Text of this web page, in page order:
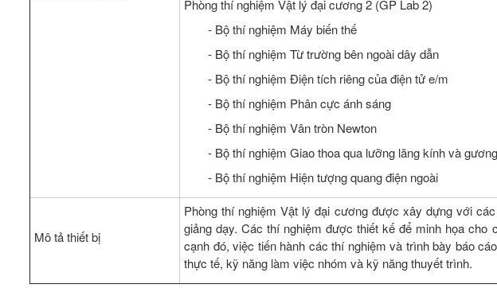
Phòng thí nghiệm Vật lý đại cương 2 (GP Lab 2)
- Bộ thí nghiệm Máy biến thế
- Bộ thí nghiệm Từ trường bên ngoài dây dẫn
- Bộ thí nghiệm Điện tích riêng của điện tử e/m
- Bộ thí nghiệm Phân cực ánh sáng
- Bộ thí nghiệm Vân tròn Newton
- Bộ thí nghiệm Giao thoa qua lưỡng lăng kính và
- Bộ thí nghiệm Hiện tượng quang điện ngoài
Mô tả thiết bị
Phòng thí nghiệm Vật lý đại cương được xây dựng với
giảng dạy. Các thí nghiệm được thiết kế để minh họa cho
cạnh đó, việc tiến hành các thí nghiệm và trình bày báo
thực tế, kỹ năng làm việc nhóm và kỹ năng thuyết trình.